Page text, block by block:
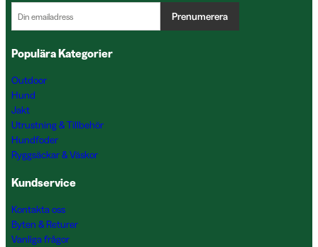
Prenumerera
Populära Kategorier
Outdoor
Hund
Jakt
Utrustning & Tillbehör
Hundfoder
Ryggsäckar & Väskor
Kundservice
Kontakta oss
Byten & Returer
Vanliga frågor